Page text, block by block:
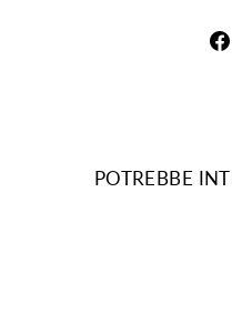
POTREBBE